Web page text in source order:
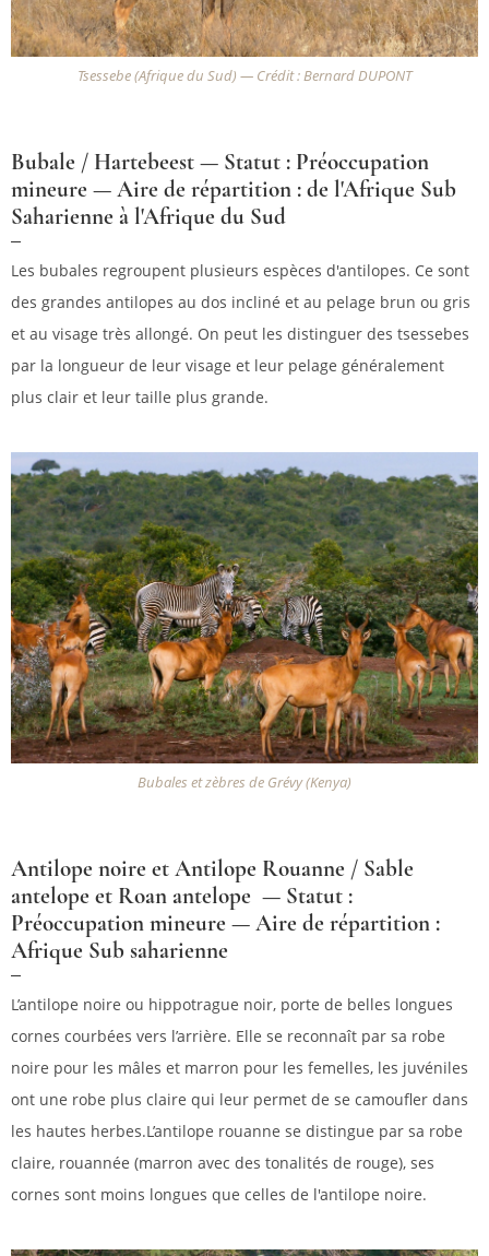
Tsessebe (Afrique du Sud) — Crédit : Bernard DUPONT
Bubale / Hartebeest — Statut : Préoccupation
mineure — Aire de répartition : de l'Afrique Sub
Saharienne à l'Afrique du Sud
Les bubales regroupent plusieurs espèces d'antilopes. Ce sont
des grandes antilopes au dos incliné et au pelage brun ou gris
et au visage très allongé. On peut les distinguer des tsessebes
par la longueur de leur visage et leur pelage généralement
plus clair et leur taille plus grande.
Bubales et zèbres de Grévy (Kenya)
Antilope noire et Antilope Rouanne / Sable
antelope et Roan antelope — Statut :
Préoccupation mineure — Aire de répartition :
Afrique Sub saharienne
L’antilope noire ou hippotrague noir, porte de belles longues
cornes courbées vers l’arrière. Elle se reconnaît par sa robe
noire pour les mâles et marron pour les femelles, les juvéniles
ont une robe plus claire qui leur permet de se camoufler dans
les hautes herbes.L’antilope rouanne se distingue par sa robe
claire, rouannée (marron avec des tonalités de rouge), ses
cornes sont moins longues que celles de l'antilope noire.